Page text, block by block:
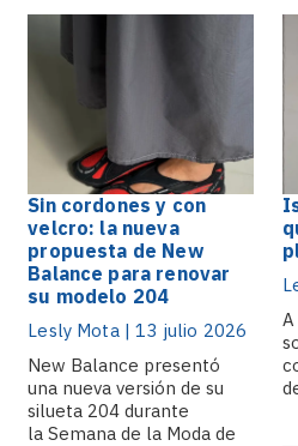
Sin cordones y con
velcro: la nueva
propuesta de New
Balance para renovar
su modelo 204
Lesly Mota | 13 julio 2026
New Balance presentó
una nueva versión de su
silueta 204 durante
la Semana de la Moda de